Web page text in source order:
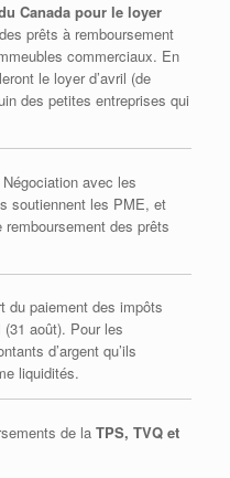
Canada pour le loyer
prêts à remboursement
commerciaux. En
le loyer d’avril (de
des petites entreprises qui
Négociation avec les
soutiennent les PME, et
des prêts
du paiement des impôts
août). Pour les
d’argent qu’ils
liquidités.
de la TPS, TVQ et